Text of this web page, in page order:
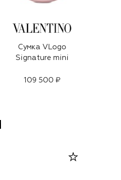
Сумка VLogo
Signature mini
109 500 ₽